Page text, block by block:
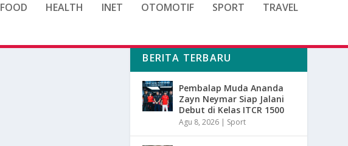
FOOD HEALTH INET OTOMOTIF SPORT TRAVEL
BERITA TERBARU
Pembalap Muda Ananda
Zayn Neymar Siap Jalani
Debut di Kelas ITCR 1500
Agu 8, 2026 | Sport